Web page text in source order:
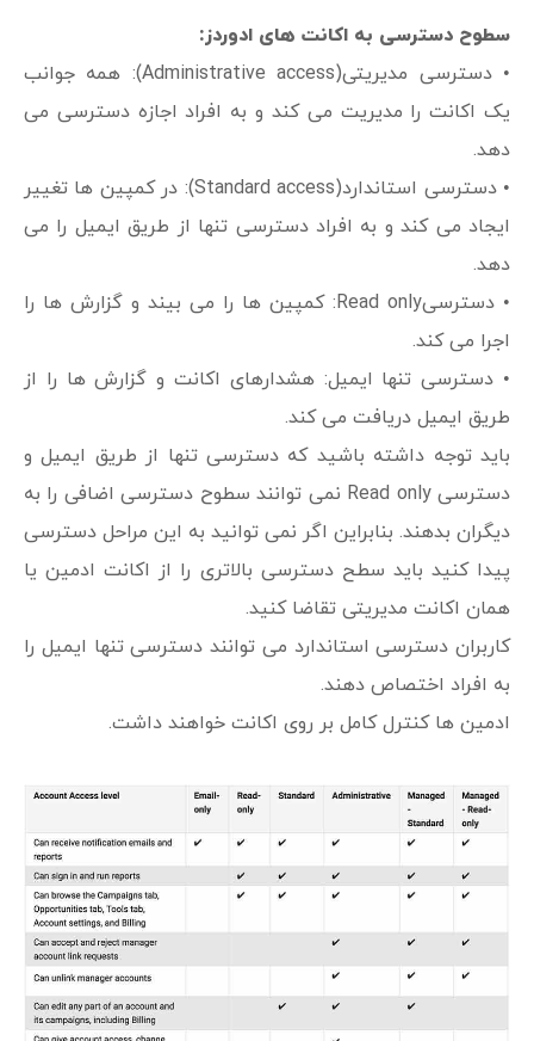
سطوح دسترسی به اکانت های ادوردز:
• دسترسی مدیریتی(Administrative access): همه جوانب
یک اکانت را مدیریت می کند و به افراد اجازه دسترسی می
دهد.
• دسترسی استاندارد(Standard access): در کمپین ها تغییر
ایجاد می کند و به افراد دسترسی تنها از طریق ایمیل را می
دهد.
• دسترسیRead only: کمپین ها را می بیند و گزارش ها را
اجرا می کند.
• دسترسی تنها ایمیل: هشدارهای اکانت و گزارش ها را از
طریق ایمیل دریافت می کند.
باید توجه داشته باشید که دسترسی تنها از طریق ایمیل و
دسترسی Read only نمی توانند سطوح دسترسی اضافی را به
دیگران بدهند. بنابراین اگر نمی توانید به این مراحل دسترسی
پیدا کنید باید سطح دسترسی بالاتری را از اکانت ادمین یا
همان اکانت مدیریتی تقاضا کنید.
کاربران دسترسی استاندارد می توانند دسترسی تنها ایمیل را
به افراد اختصاص دهند.
ادمین ها کنترل کامل بر روی اکانت خواهند داشت.